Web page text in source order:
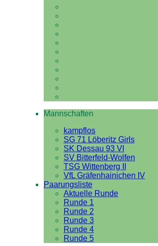
Mannschaften
kampflos
SG 71 Löberitz Girls
SK Dessau 93 VI
SV Bitterfeld-Wolfen
TSG Wittenberg II
VfL Gräfenhainichen IV
Paarungsliste
Aktuelle Runde
Runde 1
Runde 2
Runde 3
Runde 4
Runde 5